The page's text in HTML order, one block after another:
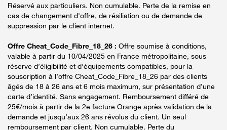
Réservé aux particuliers. Non cumulable. Perte de la remise en
cas de changement d'offre, de résiliation ou de demande de
suppression par le client internet.
Offre Cheat_Code_Fibre_18_26 : Offre soumise à conditions,
valable à partir du 10/04/2025 en France métropolitaine, sous
réserve d’éligibilité et d’équipements compatibles, pour la
souscription à l’offre Cheat_Code_Fibre_18_26 par des clients
âgés de 18 à 26 ans et 6 mois maximum, sur présentation d’une
carte d’identité. Sans engagement. Remboursement différé de
25€/mois à partir de la 2e facture Orange après validation de la
demande et jusqu’aux 26 ans révolus du client. Un seul
remboursement par client. Non cumulable. Perte du